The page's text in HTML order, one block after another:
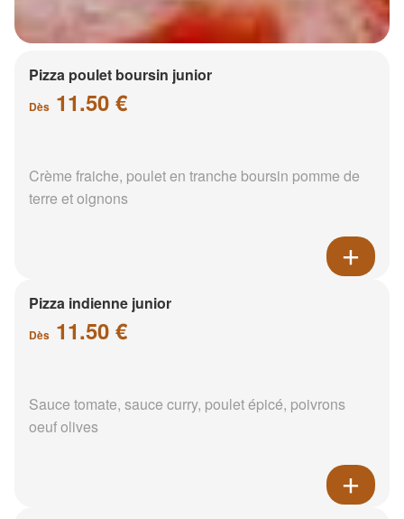
Pizza poulet boursin junior
Dès 11.50 €
Crème fraiche, poulet en tranche boursin pomme de
terre et oignons
Pizza indienne junior
Dès 11.50 €
Sauce tomate, sauce curry, poulet épicé, poivrons
oeuf olives